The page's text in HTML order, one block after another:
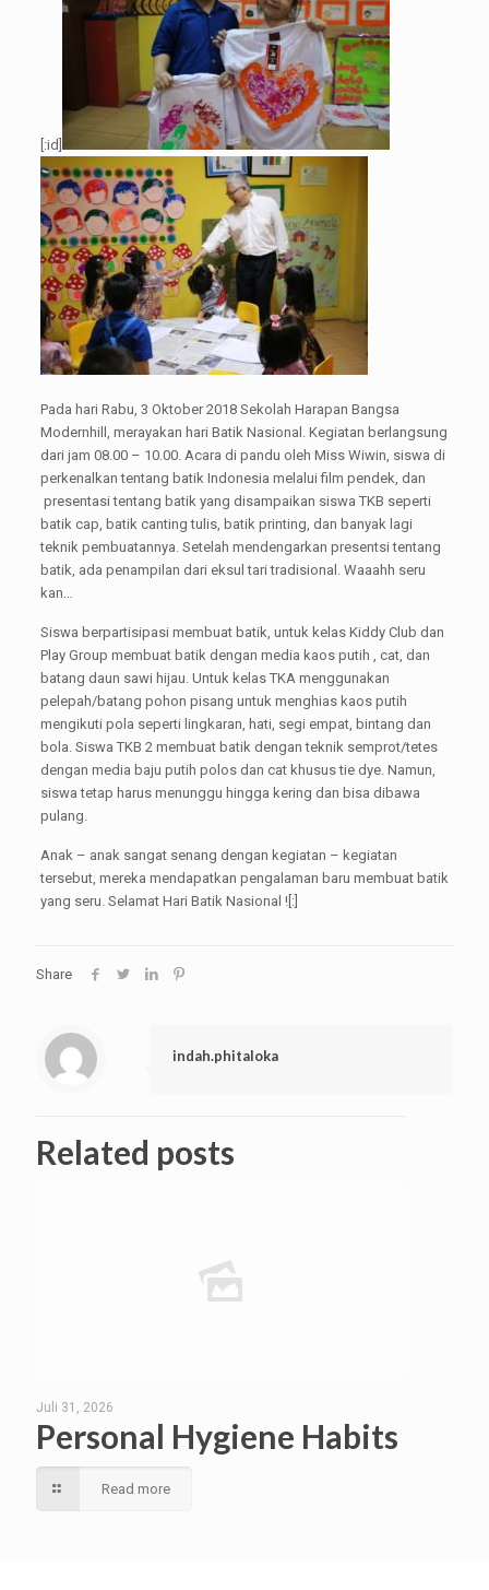
[:id]
Pada hari Rabu, 3 Oktober 2018 Sekolah Harapan Bangsa
Modernhill, merayakan hari Batik Nasional. Kegiatan berlangsung
dari jam 08.00 – 10.00. Acara di pandu oleh Miss Wiwin, siswa di
perkenalkan tentang batik Indonesia melalui film pendek, dan
presentasi tentang batik yang disampaikan siswa TKB seperti
batik cap, batik canting tulis, batik printing, dan banyak lagi
teknik pembuatannya. Setelah mendengarkan presentsi tentang
batik, ada penampilan dari eksul tari tradisional. Waaahh seru
kan…
Siswa berpartisipasi membuat batik, untuk kelas Kiddy Club dan
Play Group membuat batik dengan media kaos putih , cat, dan
batang daun sawi hijau. Untuk kelas TKA menggunakan
pelepah/batang pohon pisang untuk menghias kaos putih
mengikuti pola seperti lingkaran, hati, segi empat, bintang dan
bola. Siswa TKB 2 membuat batik dengan teknik semprot/tetes
dengan media baju putih polos dan cat khusus tie dye. Namun,
siswa tetap harus menunggu hingga kering dan bisa dibawa
pulang.
Anak – anak sangat senang dengan kegiatan – kegiatan
tersebut, mereka mendapatkan pengalaman baru membuat batik
yang seru. Selamat Hari Batik Nasional ![:]
Share
indah.phitaloka
Related posts
Juli 31, 2026
Personal Hygiene Habits
Read more